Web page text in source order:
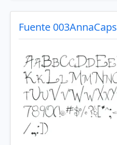
Fuente 003AnnaCaps